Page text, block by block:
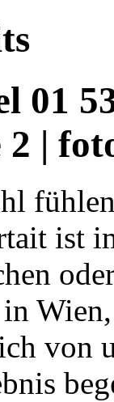
01
2 |
ist
von